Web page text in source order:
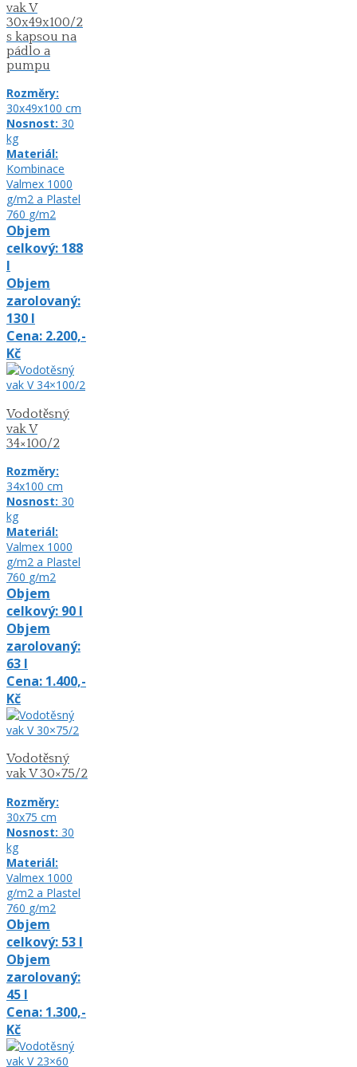
vak V
30x49x100/2
s kapsou na
pádlo a
pumpu
Rozměry:
30x49x100 cm
Nosnost: 30
kg
Materiál:
Kombinace
Valmex 1000
g/m2 a Plastel
760 g/m2
Objem
celkový: 188
l
Objem
zarolovaný:
130 l
Cena: 2.200,-
Kč
Vodotěsný
vak V
34×100/2
Rozměry:
34x100 cm
Nosnost: 30
kg
Materiál:
Valmex 1000
g/m2 a Plastel
760 g/m2
Objem
celkový: 90 l
Objem
zarolovaný:
63 l
Cena: 1.400,-
Kč
Vodotěsný
vak V 30×75/2
Rozměry:
30x75 cm
Nosnost: 30
kg
Materiál:
Valmex 1000
g/m2 a Plastel
760 g/m2
Objem
celkový: 53 l
Objem
zarolovaný:
45 l
Cena: 1.300,-
Kč